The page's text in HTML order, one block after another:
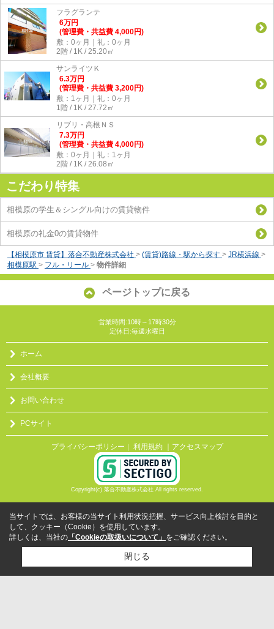
フラグランテ
6万円
(管理費・共益費 4,000円)
敷：0ヶ月｜礼：0ヶ月
2階 / 1K / 25.20㎡
サンライツＫ
6.3万円
(管理費・共益費 3,200円)
敷：1ヶ月｜礼：0ヶ月
1階 / 1K / 27.72㎡
リブリ・高根ＮＳ
7.3万円
(管理費・共益費 4,000円)
敷：0ヶ月｜礼：1ヶ月
2階 / 1K / 26.08㎡
こだわり特集
相模原の学生＆シングル向けの賃貸物件
相模原の礼金0の賃貸物件
【相模原市 賃貸】落合不動産株式会社 > (賃貸)路線・駅から探す > JR横浜線 >
相模原駅 > フル・リール > 物件詳細
ページトップに戻る
営業時間:10時～17時30分
定休日:毎週水曜日
ホーム
会社概要
お問い合わせ
PCサイト
プライバシーポリシー ｜ 利用規約 ｜アクセスマップ
Copyright(c) 落合不動産株式会社 All rights reserved.
当サイトでは、お客様の当サイト利用状況把握、サービス向上検討を目的と
して、クッキー（Cookie）を使用しています。
詳しくは、当社の 「Cookieの取扱いについて」 をご確認ください。
閉じる